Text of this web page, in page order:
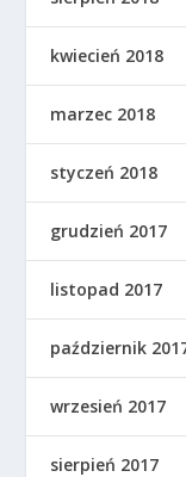
kwiecień 2018
marzec 2018
styczeń 2018
grudzień 2017
listopad 2017
październik
wrzesień 2017
sierpień 2017